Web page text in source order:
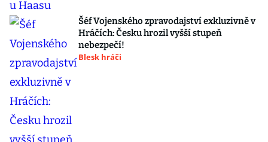
Šéf Vojenského zpravodajství exkluzivně v
Hráčích: Česku hrozil vyšší stupeň
nebezpečí!
Blesk hráči